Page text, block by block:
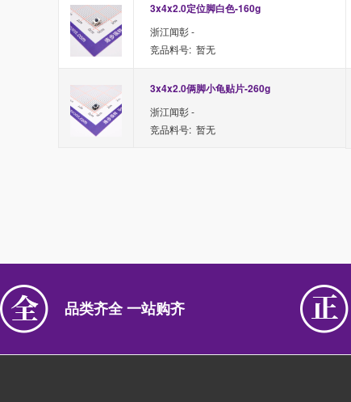
3x4x2.0定位脚白色-160g
浙江闻彰 -
竞品料号: 暂无
3x4x2.0俩脚小龟贴片-260g
浙江闻彰 -
竞品料号: 暂无
品类齐全 一站购齐